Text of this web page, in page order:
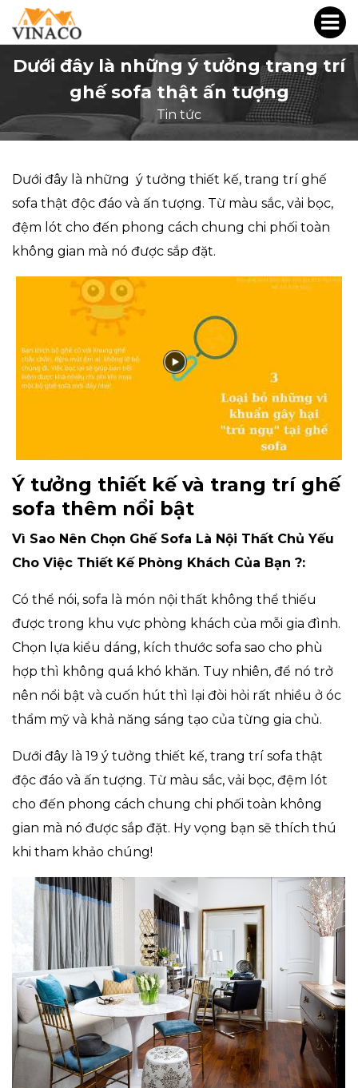
Dưới đây là những ý tưởng trang trí
ghế sofa thật ấn tượng
Tin tức
Dưới đây là những ý tưởng thiết kế, trang trí ghế
sofa thật độc đáo và ấn tượng. Từ màu sắc, vải bọc,
đệm lót cho đến phong cách chung chi phối toàn
không gian mà nó được sắp đặt.
Ý tưởng thiết kế và trang trí ghế
sofa thêm nổi bật
Vì Sao Nên Chọn Ghế Sofa Là Nội Thất Chủ Yếu
Cho Việc Thiết Kế Phòng Khách Của Bạn ?:
Có thể nói, sofa là món nội thất không thể thiếu
được trong khu vực phòng khách của mỗi gia đình.
Chọn lựa kiểu dáng, kích thước sofa sao cho phù
hợp thì không quá khó khăn. Tuy nhiên, để nó trở
nên nổi bật và cuốn hút thì lại đòi hỏi rất nhiều ở óc
thẩm mỹ và khả năng sáng tạo của từng gia chủ.
Dưới đây là 19 ý tưởng thiết kế, trang trí sofa thật
độc đáo và ấn tượng. Từ màu sắc, vải bọc, đệm lót
cho đến phong cách chung chi phối toàn không
gian mà nó được sắp đặt. Hy vọng bạn sẽ thích thú
khi tham khảo chúng!